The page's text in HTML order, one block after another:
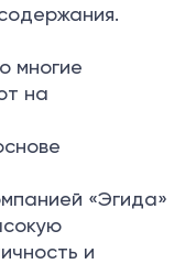
многие
на
«Эгида»
и